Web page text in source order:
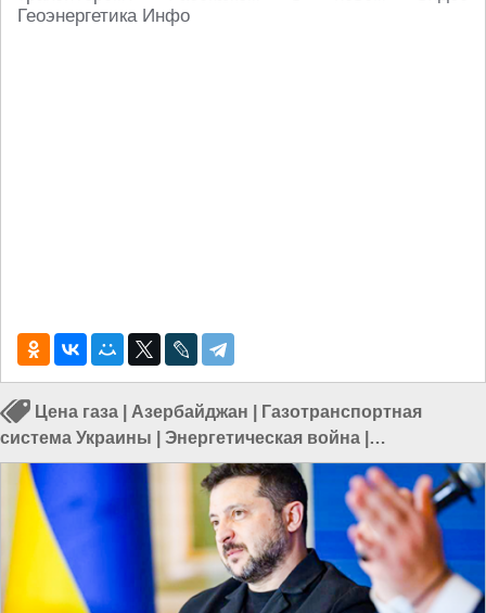
Геоэнергетика Инфо
Цена газа Азербайджан
Газотранспортная
система Украины
Энергетическая война
Энергетический кризис в Европе